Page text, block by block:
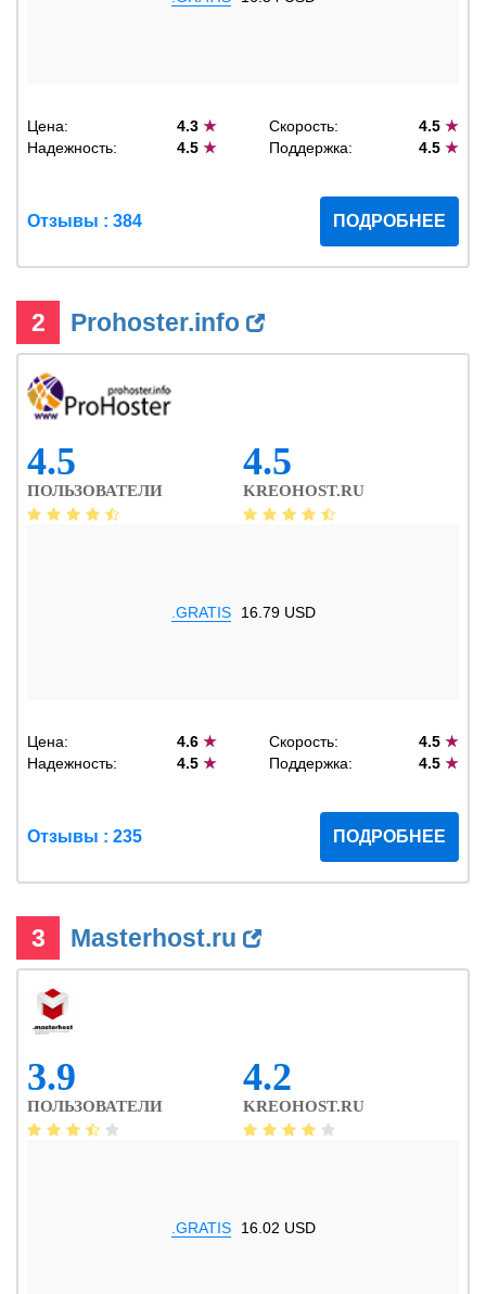
Цена: 4.3★ Скорость: 4.5 ★
Надежность:
4.5★ Поддержка: 4.5 ★
Отзывы : 384 ПОДРОБНЕЕ
2 Prohoster.info
4.5
ПОЛЬЗОВАТЕЛИ
4.5
KREOHOST.RU
.GRATIS 16.79 USD
Цена: 4.6★ Скорость: 4.5 ★
Надежность:
4.5★ Поддержка: 4.5 ★
Отзывы : 235 ПОДРОБНЕЕ
3 Masterhost.ru
3.9
ПОЛЬЗОВАТЕЛИ
4.2
KREOHOST.RU
.GRATIS 16.02 USD